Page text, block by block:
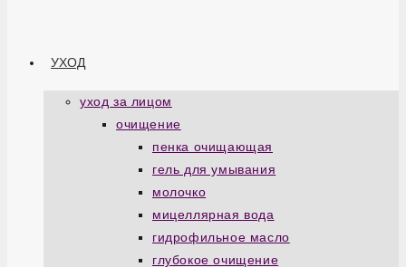
УХОД
уход за лицом
очищение
пенка очищающая
гель для умывания
молочко
мицеллярная вода
гидрофильное масло
глубокое очищение